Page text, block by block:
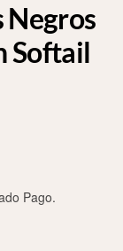
Negros
Softail
Pago.